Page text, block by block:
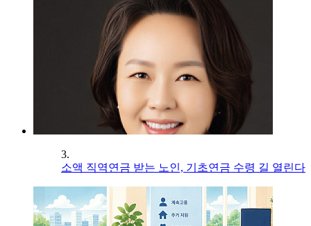
3.
소액 직역연금 받는 노인, 기초연금 수령 길 열린다